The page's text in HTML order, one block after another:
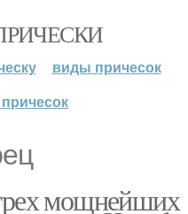
виды причесок
мощнейших